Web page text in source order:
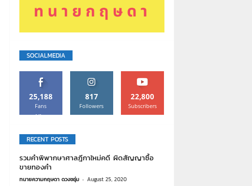
SOCIALMEDIA
25,188
Fans
Like
817
Followers
22,800
Subscribers
RECENT POSTS
รวมคำพิพากษาศาลฎีกาใหม่คดี ผิดสัญญาซื้อ
ขายทองคำ
ทนายความกฤษดา ดวงชอุ่ม - August 25, 2020